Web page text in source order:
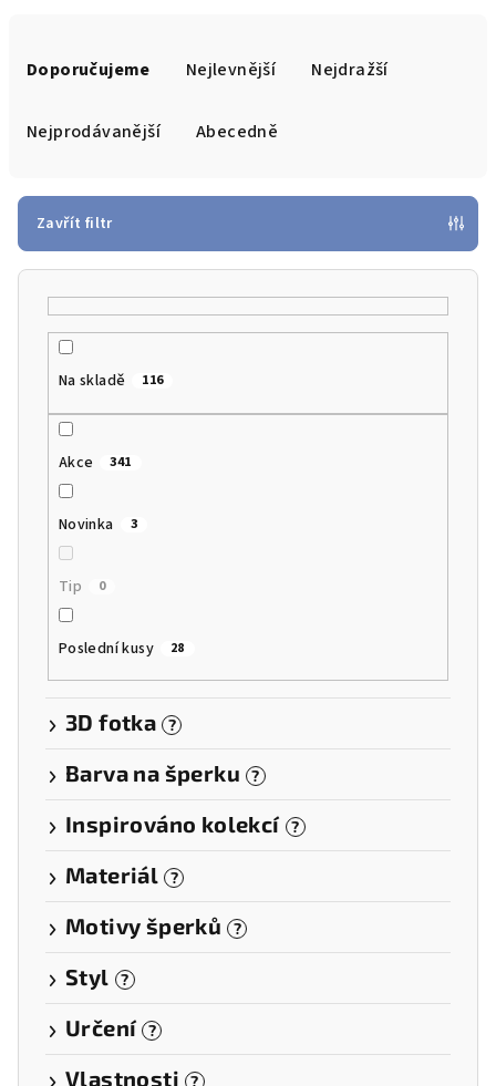
r
o
Doporučujeme Nejlevnější Nejdražší
Nejprodávanější Abecedně
Zavřít filtr
Na skladě 116
Akce 341
Novinka 3
Tip 0
Poslední kusy 28
3D fotka ?
Barva na šperku ?
Inspirováno kolekcí ?
Materiál ?
Motivy šperků ?
Styl ?
Určení ?
Vlastnosti ?